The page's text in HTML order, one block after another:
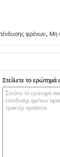
φρένων, Μη
Στείλετε το